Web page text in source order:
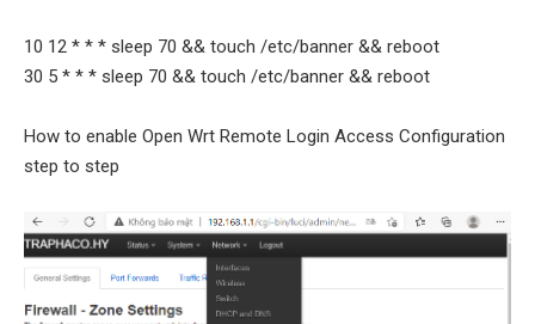
10 12 * * * sleep 70 && touch /etc/banner && reboot
30 5 * * * sleep 70 && touch /etc/banner && reboot
How to enable Open Wrt Remote Login Access Configuration
step to step